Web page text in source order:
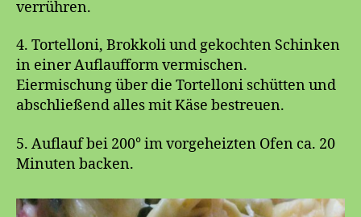
verrühren.
4. Tortelloni, Brokkoli und gekochten Schinken
in einer Auflaufform vermischen.
Eiermischung über die Tortelloni schütten und
abschließend alles mit Käse bestreuen.
5. Auflauf bei 200° im vorgeheizten Ofen ca. 20
Minuten backen.